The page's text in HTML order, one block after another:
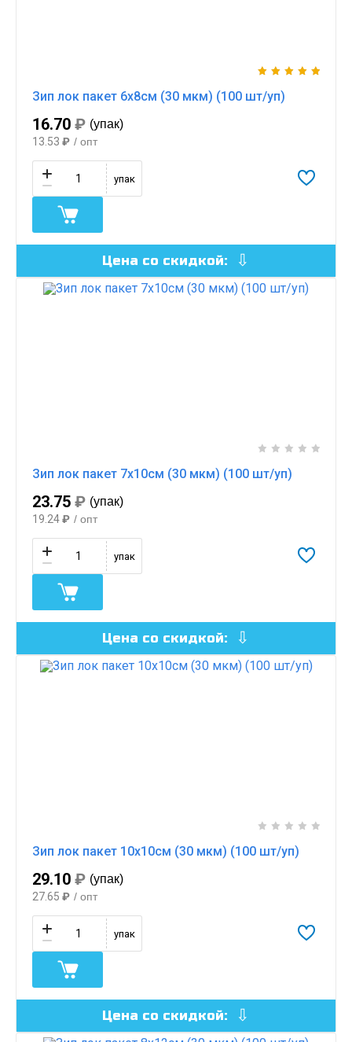
Зип лок пакет 6х8см (30 мкм) (100 шт/уп)
16.70 ₽ (упак)
13.53 ₽ / опт
упак
Цена со скидкой:
Зип лок пакет 7х10см (30 мкм) (100 шт/уп)
23.75 ₽ (упак)
19.24₽ / опт
упак
Цена со скидкой:
Зип лок пакет 10х10см (30 мкм) (100 шт/уп)
29.10 ₽ (упак)
27.65 ₽ / опт
упак
Цена со скидкой: